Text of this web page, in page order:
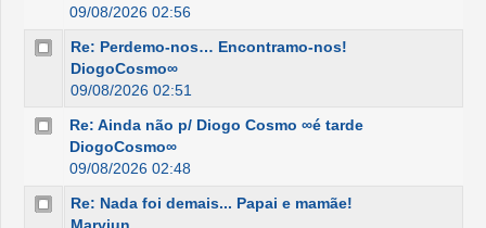
09/08/2026 02:56
Re: Perdemo-nos… Encontramo-nos!
DiogoCosmo∞
09/08/2026 02:51
Re: Ainda não p/ Diogo Cosmo ∞é tarde
DiogoCosmo∞
09/08/2026 02:48
Re: Nada foi demais... Papai e mamãe!